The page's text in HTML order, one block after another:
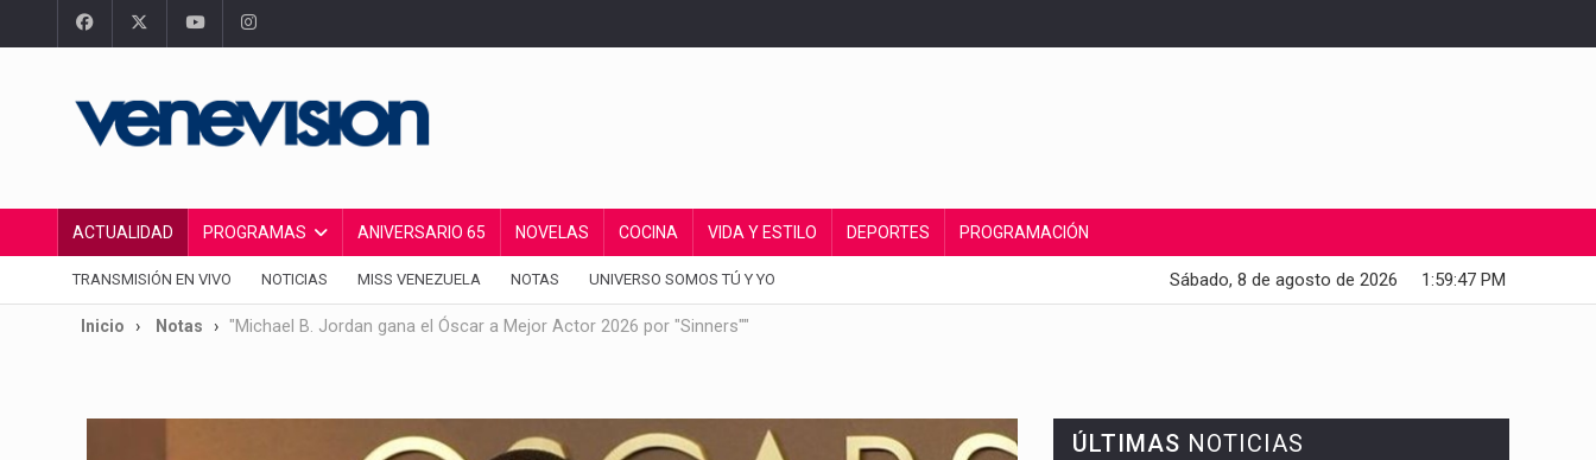
ACTUALIDAD PROGRAMAS ANIVERSARIO 65 NOVELAS COCINA VIDA Y ESTILO DEPORTES PROGRAMACIÓN
TRANSMISIÓN EN VIVO NOTICIAS MISS VENEZUELA NOTAS UNIVERSO SOMOS TÚ Y YO 1:59:48 PM
Sábado, 8 de agosto de 2026
Inicio Notas "Michael B. Jordan gana el Óscar a Mejor Actor 2026 por "Sinners""
ÚLTIMAS NOTICIAS